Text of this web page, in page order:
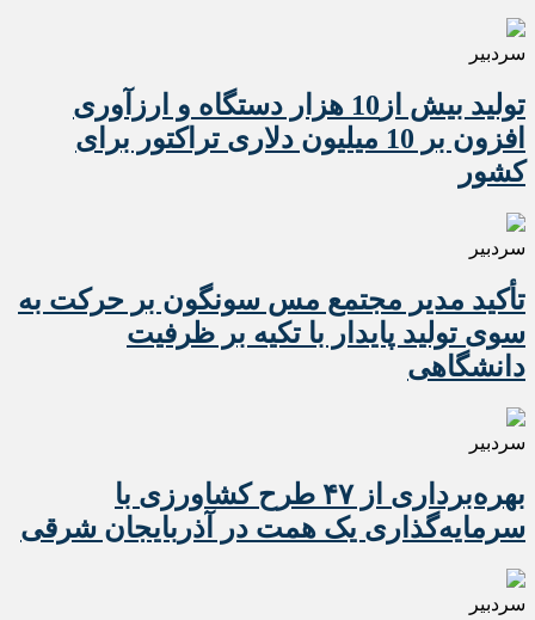
سردبیر
تولید بیش از10 هزار دستگاه و ارزآوری
افزون بر 10 میلیون دلاری تراکتور برای
کشور
سردبیر
تأکید مدیر مجتمع مس سونگون بر حرکت به
سوی تولید پایدار با تکیه بر ظرفیت
دانشگاهی
سردبیر
بهره‌برداری از ۴۷ طرح کشاورزی با
سرمایه‌گذاری یک همت در آذربایجان شرقی
سردبیر